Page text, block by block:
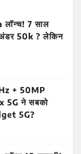
7 साल
50k ? लेकिन
+ 50MP
5G ने सबको
5G?